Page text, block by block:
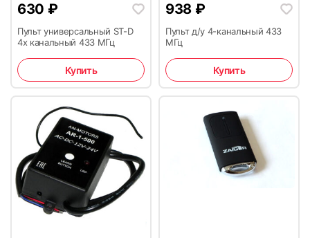
630 ₽
Пульт универсальный ST-D
4х канальный 433 МГц
Купить
938 ₽
Пульт д/у 4-канальный 433
МГц
Купить